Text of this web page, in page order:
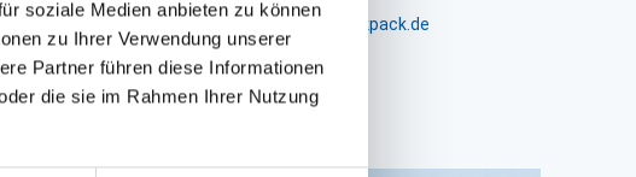
soziale Medien anbieten zu können
zu Ihrer Verwendung unserer
Partner führen diese Informationen
die sie im Rahmen Ihrer Nutzung
Am Bullhamm 24-26, D-26441 Jever, info@packpack.de